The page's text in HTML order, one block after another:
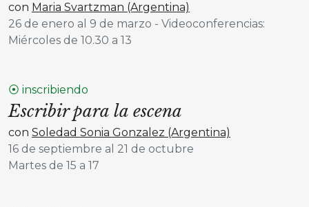
con Maria Svartzman (Argentina)
26 de enero al 9 de marzo - Videoconferencias:
Miércoles de 10.30 a 13
⦿ inscribiendo
Escribir para la escena
con Soledad Sonia Gonzalez (Argentina)
16 de septiembre al 21 de octubre
Martes de 15 a 17